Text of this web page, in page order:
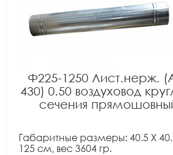
Ф225-1250 Лист.нерж.
430) 0.50 воздуховод
сечения
Габаритные размеры: 40.5 X
125 см, вес 3604 гр.